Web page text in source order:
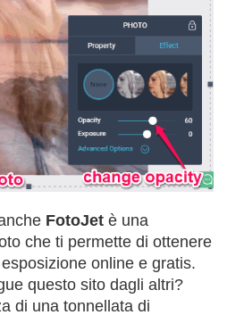
FotoJet è una
che ti permette di ottenere
online e gratis.
questo sito dagli altri?
di una tonnellata di